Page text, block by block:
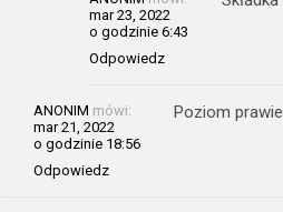
mar 23, 2022
o godzinie 6:43
Odpowiedz
ANONIM mówi:
mar 21, 2022
o godzinie 18:56
Odpowiedz
Poziom